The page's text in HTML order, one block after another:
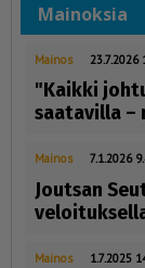
Mainoksia
Mainos 23.7.2026
"Kaikki
saatavilla –
Mainos 7.1.2026
Joutsan
Mainos 1.7.2025